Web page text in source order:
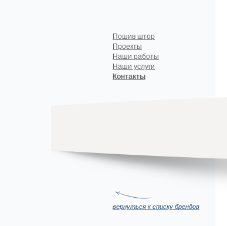
Пошив штор
Проекты
Наши работы
Наши услуги
Контакты
вернуться к списку брендов